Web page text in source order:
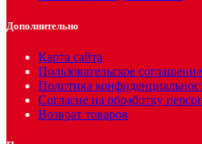
Дополнительно
Карта сайта
Пользовательское соглашение
Политика
Согласие на обработку
Возврат товаров